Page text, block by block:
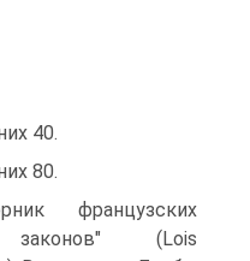
40.
80.
французских
законов" (Lois